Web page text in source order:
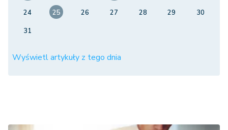
24
25 26 27 28 29
30
31
Wyświetl artykuły z tego dnia